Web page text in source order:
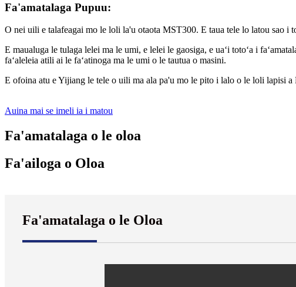
Fa'amatalaga Pupuu:
O nei uili e talafeagai mo le loli la'u otaota MST300. E taua tele lo latou sao i
E maualuga le tulaga lelei ma le umi, e lelei le gaosiga, e uaʻi totoʻa i
faʻaleleia atili ai le faʻatinoga ma le umi o le tautua o masini.
E ofoina atu e Yijiang le tele o uili ma ala pa'u mo le pito i lalo o le loli lapisi
Auina mai se imeli ia i matou
Fa'amatalaga o le oloa
Fa'ailoga o Oloa
Fa'amatalaga o le Oloa